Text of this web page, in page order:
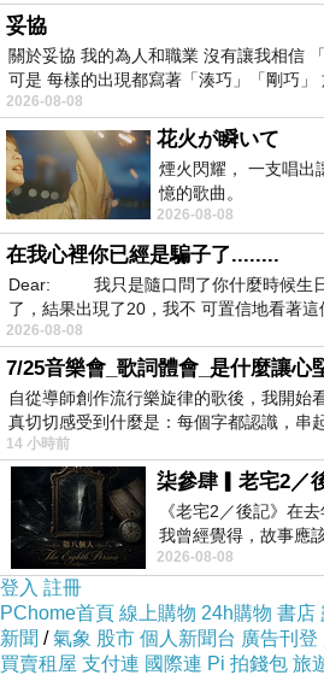
妥協
關於妥協 我的為人和職業 沒有讓我相信
可是 每樣的出現都寫著「湊巧」「剛巧」
2026-08-08
花火が瞬いて
煙火閃耀， 一支唱出
憶的歌曲。
2026-08-08
在我心裡你已經是騙子了........
Dear: 我只是隨口問了你什麼時候生日
了，結果出現了20，我不 可置信地看著這
2026-08-08
7/25音樂會_歌詞體會_是什麼讓心
自從導師創作流行樂旋律的歌後，我開始
真切切感受到什麼是：每個字都認識，串
14 小時前
柒參肆▎老宅2／
《老宅2／後記》在
我曾經覺得，故事應
震中倒塌，七個人終
2026-08-08
登入 註冊
PChome首頁 線上購物 24h購物 書店
新聞 /氣象 股市 個人新聞台 廣告刊登
買賣租屋 支付連 國際連 Pi 拍錢包 旅